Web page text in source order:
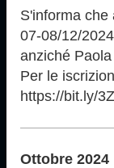
S'informa che
07-08/12/
anziché
Per le
https://bit.ly/
Ottobre 2024